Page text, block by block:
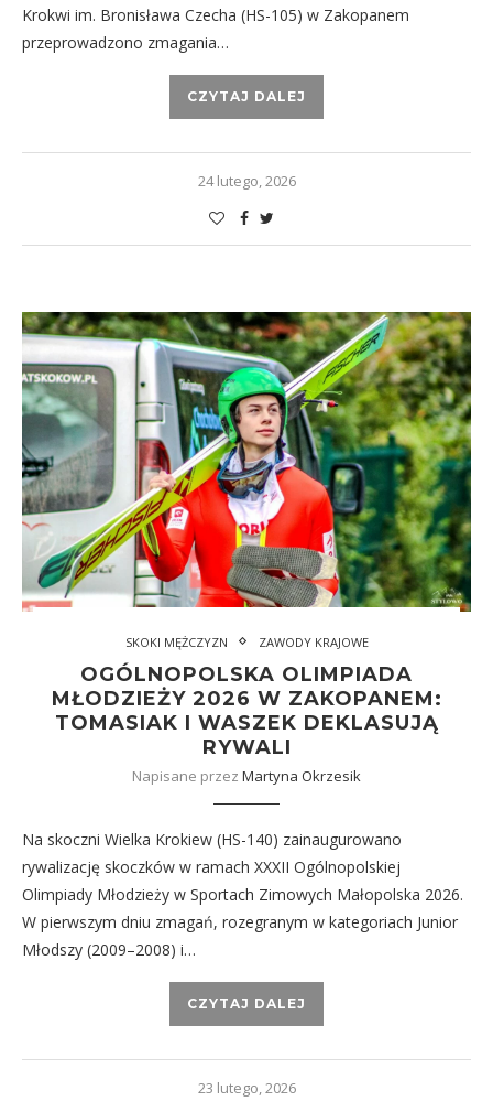
Krokwi im. Bronisława Czecha (HS-105) w Zakopanem
przeprowadzono zmagania…
CZYTAJ DALEJ
24 lutego, 2026
SKOKI MĘŻCZYZN ZAWODY KRAJOWE
OGÓLNOPOLSKA OLIMPIADA
MŁODZIEŻY 2026 W ZAKOPANEM:
TOMASIAK I WASZEK DEKLASUJĄ
RYWALI
Napisane przez Martyna Okrzesik
Na skoczni Wielka Krokiew (HS-140) zainaugurowano
rywalizację skoczków w ramach XXXII Ogólnopolskiej
Olimpiady Młodzieży w Sportach Zimowych Małopolska 2026.
W pierwszym dniu zmagań, rozegranym w kategoriach Junior
Młodszy (2009–2008) i…
CZYTAJ DALEJ
23 lutego, 2026